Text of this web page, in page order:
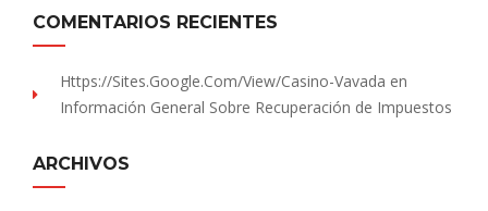
COMENTARIOS RECIENTES
Https://sites.Google.com/view/Casino-Vavada en
Información General Sobre Recuperación de Impuestos
ARCHIVOS